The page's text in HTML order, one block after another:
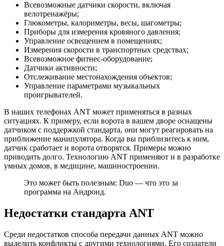
Всевозможные датчики скорости, включая
велотренажёры;
Глюкометры, калориметры, весы, шагометры;
Приборы для измерения кровяного давления;
Управление освещением в помещениях;
Измерения скорости в транспортных средствах;
Всевозможное фитнес-оборудование;
Датчики активности;
Отслеживание местонахождения объектов;
Управление параметрами музыкальных
проигрывателей.
В наших телефонах ANT может применяться в разных
ситуациях. К примеру, если ворота в вашем дворе оснащены
датчиком с поддержкой стандарта, они могут реагировать на
приближение манипулятора. Когда вы приблизитесь к ним,
датчик сработает и ворота отворятся. Примеры можно
приводить долго. Технологию ANT применяют и в разработке
умных домов, в медицине, машиностроении.
Это может быть полезным: Duo — что это за
программа на Андроид.
Недостатки стандарта ANT
Среди недостатков способа передачи данных ANT можно
выделить конфликты с другими технологиями. Его создатели